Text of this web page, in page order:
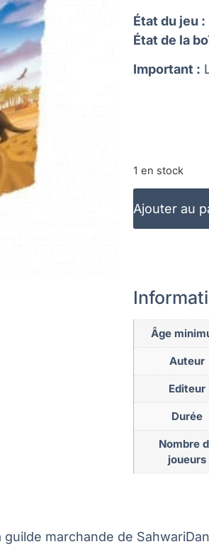
État du jeu :
État de la
Important :
1 en stock
Ajouter au
Âge
Auteur
Editeur
Durée
Nombre
joueurs
marchande de